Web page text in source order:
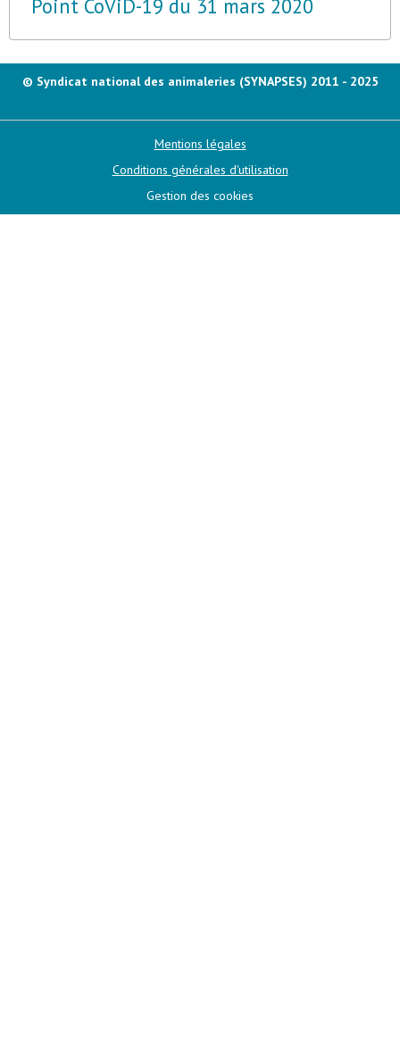
Point CoViD-19 du 31 mars 2020
© Syndicat national des animaleries (SYNAPSES) 2011 - 2025
Mentions légales
Conditions générales d'utilisation
Gestion des cookies